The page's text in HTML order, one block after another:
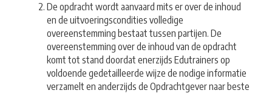
De opdracht wordt aanvaard mits er over de inhoud
en de uitvoeringscondities volledige
overeenstemming bestaat tussen partijen. De
overeenstemming over de inhoud van de opdracht
komt tot stand doordat enerzijds Edutrainers op
voldoende gedetailleerde wijze de nodige informatie
verzamelt en anderzijds de Opdrachtgever naar beste